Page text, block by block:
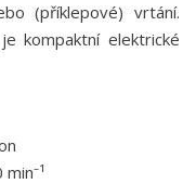
(příklepové) vrtání.
kompaktní elektrické